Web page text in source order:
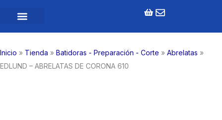
contenido
Inicio » Tienda » Batidoras - Preparación - Corte » Abrelatas »
EDLUND – ABRELATAS DE CORONA 610